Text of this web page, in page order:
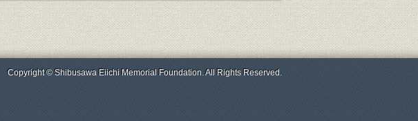
Copyright © Shibusawa Eiichi Memorial Foundation. All Rights Reserved.